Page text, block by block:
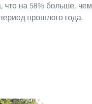
что на 58% больше, чем
прошлого года.